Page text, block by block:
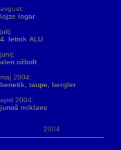
avgust:
lojze logar
julij:
4. letnik ALU
junij:
alen ožbolt
maj 2004:
benetik, taupe, bergler
april 2004:
junoš miklavc
2004